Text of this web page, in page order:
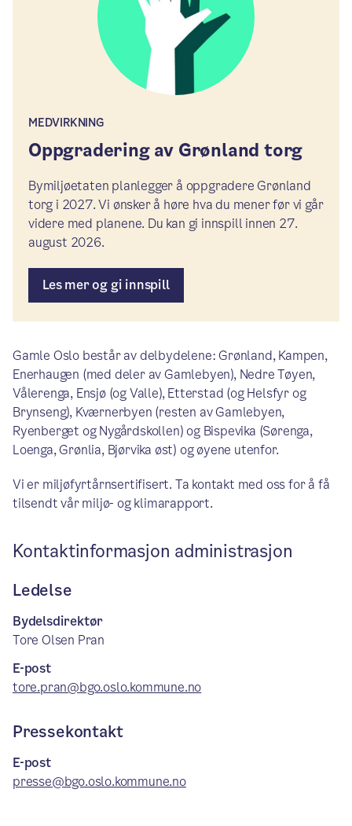
MEDVIRKNING
Oppgradering av Grønland torg
Bymiljøetaten planlegger å oppgradere Grønland
torg i 2027. Vi ønsker å høre hva du mener før vi går
videre med planene. Du kan gi innspill innen 27.
august 2026.
Les mer og gi innspill
Gamle Oslo består av delbydelene: Grønland, Kampen,
Enerhaugen (med deler av Gamlebyen), Nedre Tøyen,
Vålerenga, Ensjø (og Valle), Etterstad (og Helsfyr og
Brynseng), Kværnerbyen (resten av Gamlebyen,
Ryenberget og Nygårdskollen) og Bispevika (Sørenga,
Loenga, Grønlia, Bjørvika øst) og øyene utenfor.
Vi er miljøfyrtårnsertifisert. Ta kontakt med oss for å få
tilsendt vår miljø- og klimarapport.
Kontaktinformasjon administrasjon
Ledelse
Bydelsdirektør
Tore Olsen Pran
E-post
tore.pran@bgo.oslo.kommune.no
Pressekontakt
E-post
presse@bgo.oslo.kommune.no